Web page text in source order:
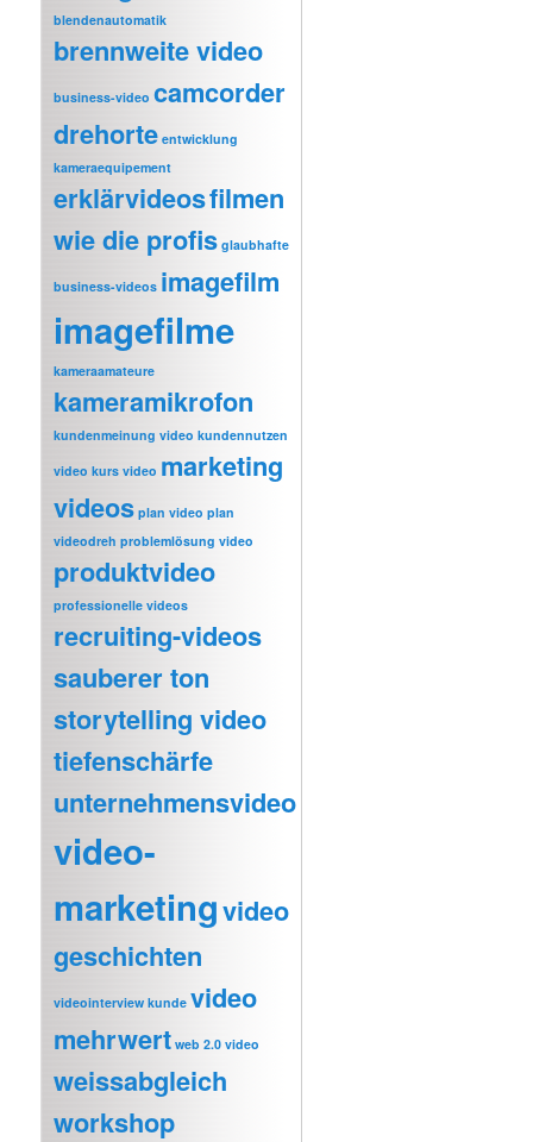
blendenautomatik
brennweite video
business-video camcorder
drehorte entwicklung
kameraequipement
erklärvideosfilmen
wie die profis glaubhafte
business-videos imagefilm
imagefilme
kameraamateure
kameramikrofon
kundenmeinung video kundennutzen
video kurs video marketing
videos plan video plan
videodreh problemlösung video
produktvideo
professionelle videos
recruiting-videos
sauberer ton
storytelling video
tiefenschärfe
unternehmensvideo
video-
marketingvideo
geschichten
videointerview kunde video
mehrwert web 2.0 video
weissabgleich
workshop